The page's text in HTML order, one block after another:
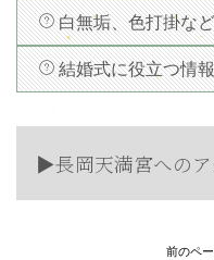
白無垢、色打掛な
結婚式に役立つ情
▶︎長岡天満宮へのア
前のペ